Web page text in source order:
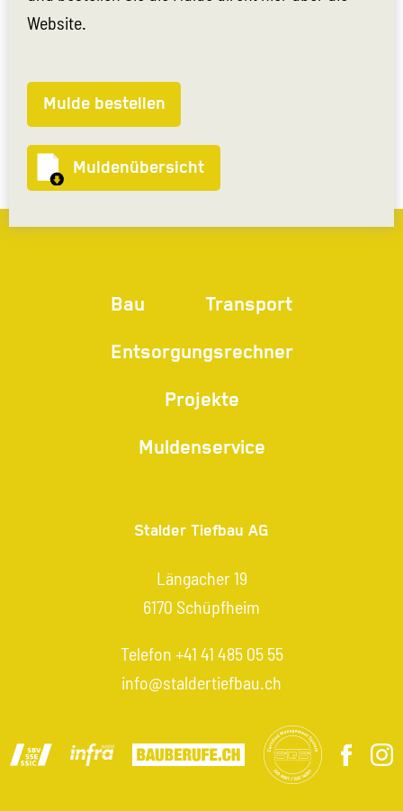
Website.
Mulde bestellen
Muldenübersicht
Bau Transport
Entsorgungsrechner
Projekte
Muldenservice
Stalder Tiefbau AG
Längacher 19
6170 Schüpfheim
Telefon +41 41 485 05 55
info@staldertiefbau.ch